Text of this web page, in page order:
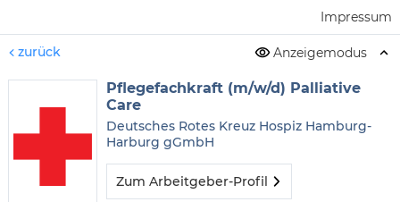
Impressum
zurück Anzeigemodus
Pflegefachkraft (m/w/d) Palliative
Care
Deutsches Rotes Kreuz Hospiz Hamburg-
Harburg gGmbH
Zum Arbeitgeber-Profil